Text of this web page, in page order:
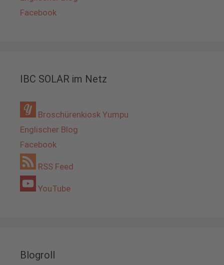
Facebook
IBC SOLAR im Netz
Broschürenkiosk Yumpu
Englischer Blog
Facebook
RSS Feed
YouTube
Blogroll